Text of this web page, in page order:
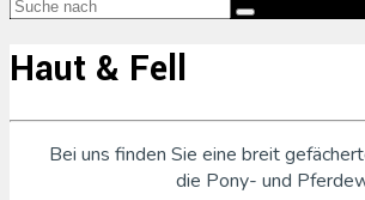
Haut & Fell
Bei uns finden Sie eine breit
die Pony- und